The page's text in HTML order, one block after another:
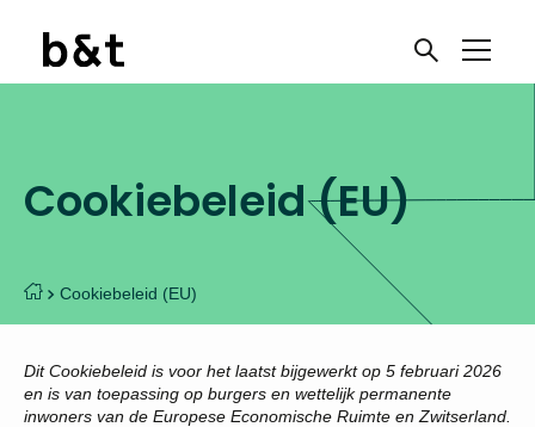
Cookiebeleid (EU)
Cookiebeleid (EU)
Dit Cookiebeleid is voor het laatst bijgewerkt op 5 februari 2026
en is van toepassing op burgers en wettelijk permanente
inwoners van de Europese Economische Ruimte en Zwitserland.